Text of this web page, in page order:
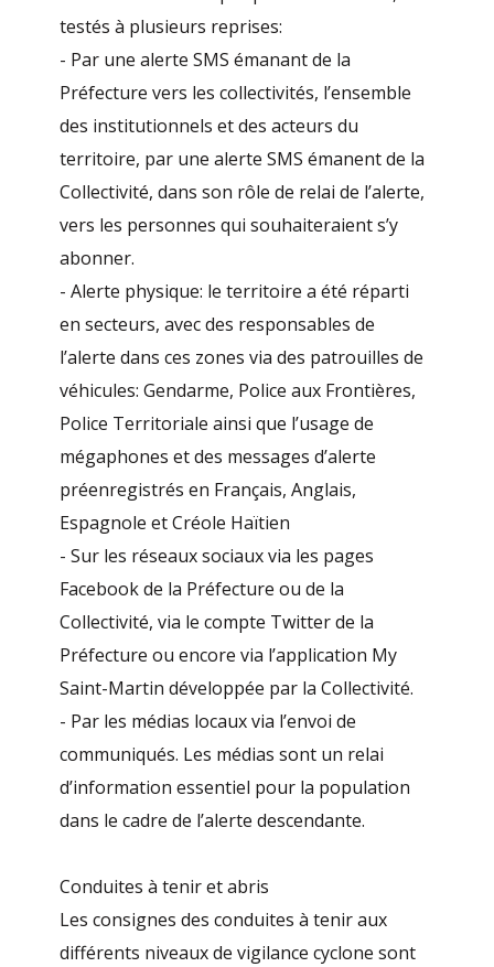
testés à plusieurs reprises:
- Par une alerte SMS émanant de la
Préfecture vers les collectivités, l’ensemble
des institutionnels et des acteurs du
territoire, par une alerte SMS émanent de la
Collectivité, dans son rôle de relai de l’alerte,
vers les personnes qui souhaiteraient s’y
abonner.
- Alerte physique: le territoire a été réparti
en secteurs, avec des responsables de
l’alerte dans ces zones via des patrouilles de
véhicules: Gendarme, Police aux Frontières,
Police Territoriale ainsi que l’usage de
mégaphones et des messages d’alerte
préenregistrés en Français, Anglais,
Espagnole et Créole Haïtien
- Sur les réseaux sociaux via les pages
Facebook de la Préfecture ou de la
Collectivité, via le compte Twitter de la
Préfecture ou encore via l’application My
Saint-Martin développée par la Collectivité.
- Par les médias locaux via l’envoi de
communiqués. Les médias sont un relai
d’information essentiel pour la population
dans le cadre de l’alerte descendante.
Conduites à tenir et abris
Les consignes des conduites à tenir aux
différents niveaux de vigilance cyclone sont